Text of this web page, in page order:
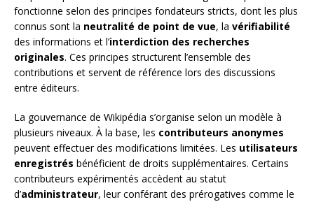
fonctionne selon des principes fondateurs stricts, dont les plus
connus sont la neutralité de point de vue, la vérifiabilité
des informations et l’interdiction des recherches
originales. Ces principes structurent l’ensemble des
contributions et servent de référence lors des discussions
entre éditeurs.
La gouvernance de Wikipédia s’organise selon un modèle à
plusieurs niveaux. À la base, les contributeurs anonymes
peuvent effectuer des modifications limitées. Les utilisateurs
enregistrés bénéficient de droits supplémentaires. Certains
contributeurs expérimentés accèdent au statut
d’administrateur, leur conférant des prérogatives comme le